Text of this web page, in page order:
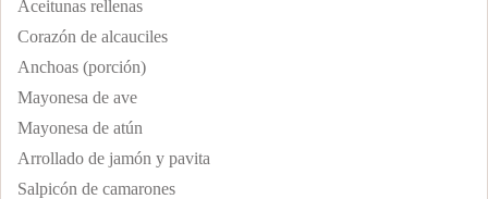
Aceitunas rellenas
Corazón de alcauciles
Anchoas (porción)
Mayonesa de ave
Mayonesa de atún
Arrollado de jamón y pavita
Salpicón de camarones